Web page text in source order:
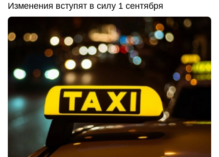
Изменения вступят в силу 1 сентября